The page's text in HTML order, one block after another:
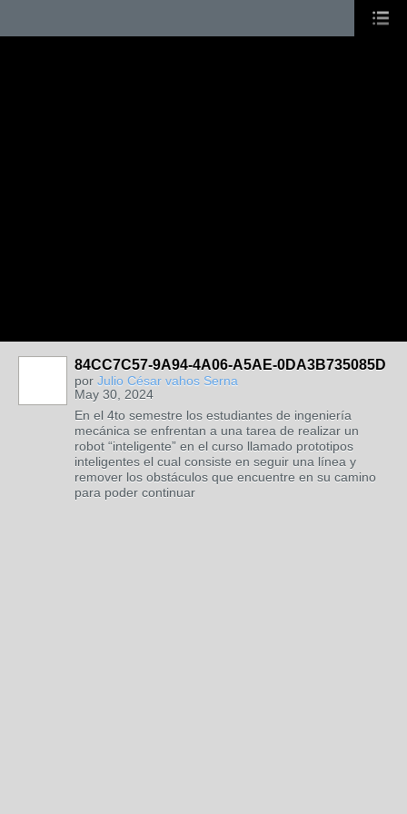
84CC7C57-9A94-4A06-A5AE-0DA3B735085D
por Julio César vahos Serna
May 30, 2024
En el 4to semestre los estudiantes de ingeniería
mecánica se enfrentan a una tarea de realizar un
robot “inteligente” en el curso llamado prototipos
inteligentes el cual consiste en seguir una línea y
remover los obstáculos que encuentre en su camino
para poder continuar